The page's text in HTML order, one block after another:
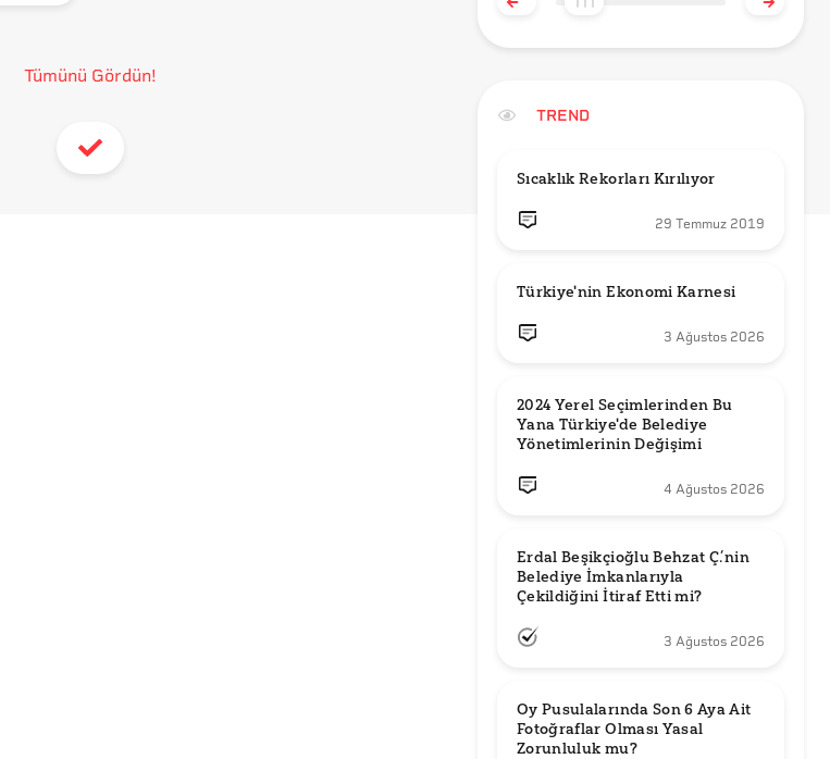
Tümünü Gördün!
TREND
Sıcaklık Rekorları Kırılıyor
29 Temmuz 2019
Türkiye'nin Ekonomi Karnesi
3 Ağustos 2026
2024 Yerel Seçimlerinden Bu
Yana Türkiye'de Belediye
Yönetimlerinin Değişimi
4 Ağustos 2026
Erdal Beşikçioğlu Behzat Ç.’nin
Belediye İmkanlarıyla
3 Ağustos 2026
Oy Pusulalarında Son 6 Aya Ait
Fotoğraflar Olması Yasal
Zorunluluk mu?